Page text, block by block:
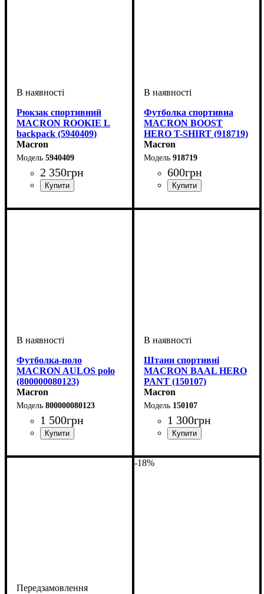
Рюкзак спортивний
MACRON ROOKIE L
backpack (5940409)
Macron
5940409
2 350грн
Футболка спортивна
MACRON BOOST
HERO T-SHIRT (918719)
Macron
918719
600грн
Чоловічий
Футболка-поло
MACRON AULOS polo
(800000080123)
Macron
800000080123
1 500грн
Штани спортивні
MACRON BAAL HERO
PANT (150107)
Macron
150107
1 300грн
-18%